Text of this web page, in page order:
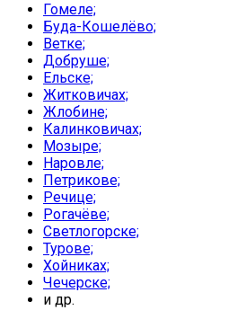
Гомеле;
Буда-Кошелёво;
Ветке;
Добруше;
Ельске;
Житковичах;
Жлобине;
Калинковичах;
Мозыре;
Наровле;
Петрикове;
Речице;
Рогачёве;
Светлогорске;
Турове;
Хойниках;
Чечерске;
и др.